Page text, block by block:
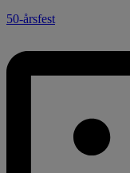
50-årsfest